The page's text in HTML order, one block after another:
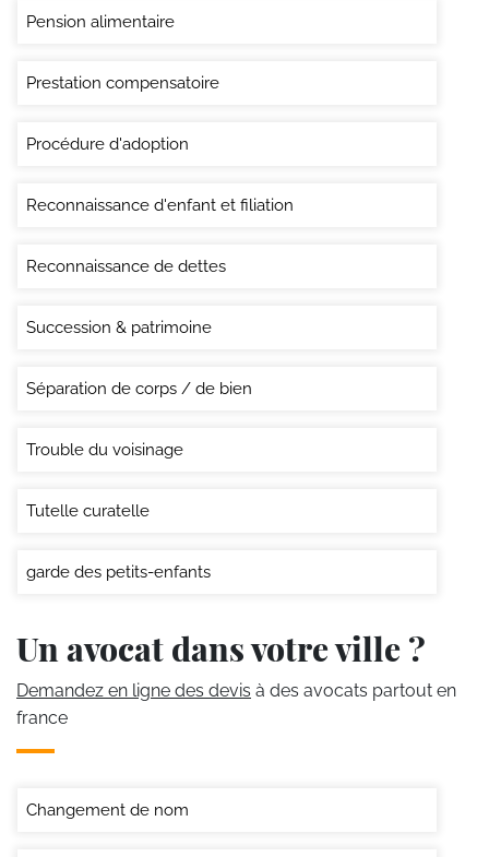
Pension alimentaire
Prestation compensatoire
Procédure d'adoption
Reconnaissance d'enfant et filiation
Reconnaissance de dettes
Succession & patrimoine
Séparation de corps / de bien
Trouble du voisinage
Tutelle curatelle
garde des petits-enfants
Un avocat dans votre ville ?
Demandez en ligne des devis à des avocats partout en
france
Changement de nom